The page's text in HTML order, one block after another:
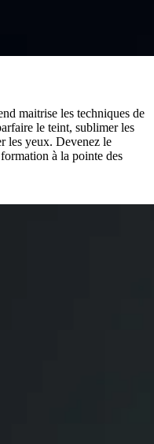
maitrise les techniques de
le teint, sublimer les
les yeux. Devenez le
à la pointe des